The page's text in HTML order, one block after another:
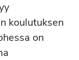
koulutuksen
on